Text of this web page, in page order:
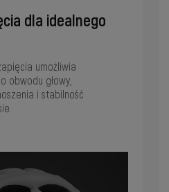
dla idealnego
umożliwia
obwodu głowy,
i stabilność